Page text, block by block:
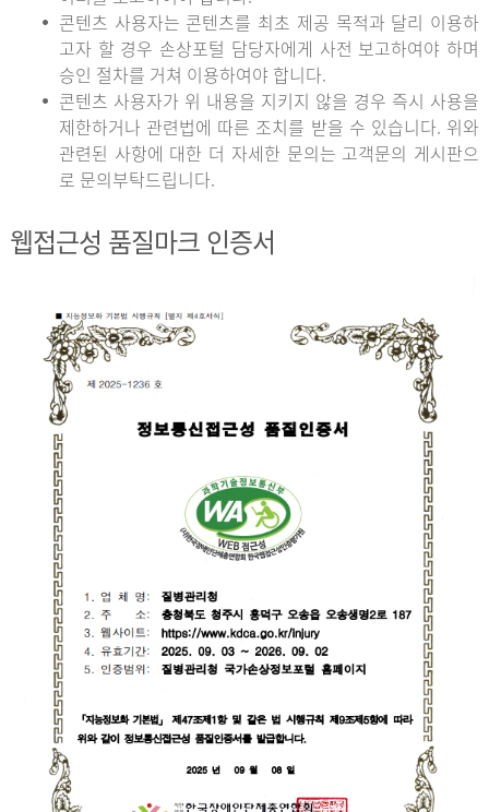
콘텐츠 사용자는 콘텐츠를 최초 제공 목적과 달리 이용하
고자 할 경우 손상포털 담당자에게 사전 보고하여야 하며
승인 절차를 거쳐 이용하여야 합니다.
콘텐츠 사용자가 위 내용을 지키지 않을 경우 즉시 사용을
제한하거나 관련법에 따른 조치를 받을 수 있습니다. 위와
관련된 사항에 대한 더 자세한 문의는 고객문의 게시판으
로 문의부탁드립니다.
웹접근성 품질마크 인증서